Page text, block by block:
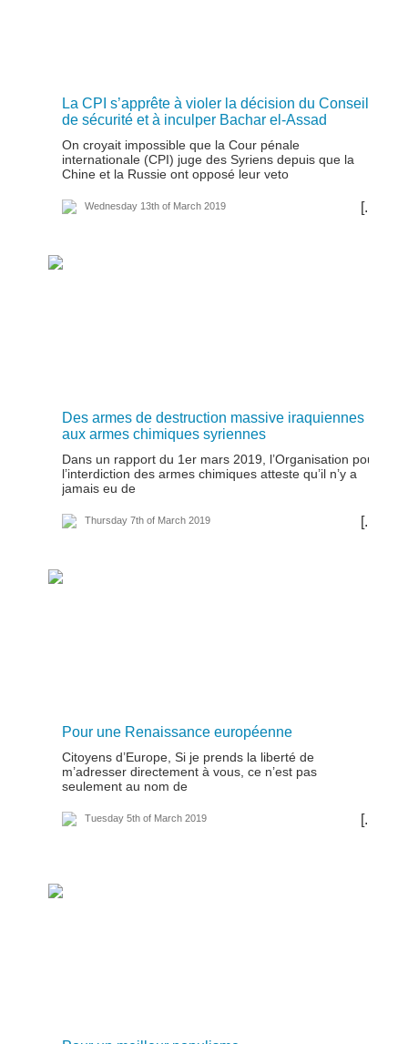
La CPI s’apprête à violer la décision du Conseil
de sécurité et à inculper Bachar el-Assad
On croyait impossible que la Cour pénale
internationale (CPI) juge des Syriens depuis que la
Chine et la Russie ont opposé leur veto
Wednesday 13th of March 2019 [...]
Des armes de destruction massive iraquiennes
aux armes chimiques syriennes
Dans un rapport du 1er mars 2019, l’Organisation pour
l’interdiction des armes chimiques atteste qu’il n’y a
jamais eu de
Thursday 7th of March 2019 [...]
Pour une Renaissance européenne
Citoyens d’Europe, Si je prends la liberté de
m’adresser directement à vous, ce n’est pas
seulement au nom de
Tuesday 5th of March 2019 [...]